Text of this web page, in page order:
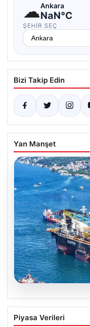
☁Ankara
NaN°C
ŞEHIR SEÇ
Bizi Takip Edin
Yan Manşet
İstanbul
Köprülerin
Piyasa Verileri